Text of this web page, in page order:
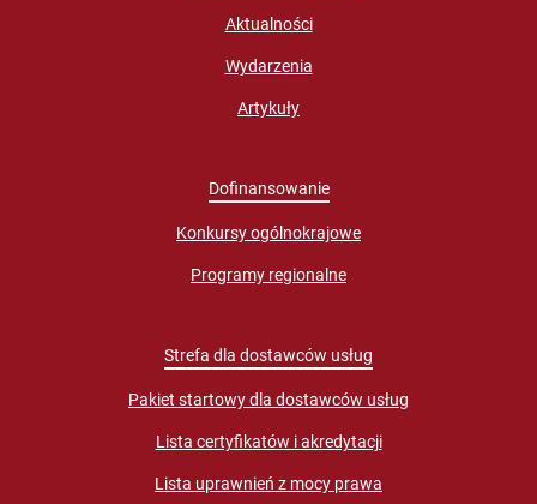
Aktualności
Wydarzenia
Artykuły
Dofinansowanie
Konkursy ogólnokrajowe
Programy regionalne
Strefa dla dostawców usług
Pakiet startowy dla dostawców usług
Lista certyfikatów i akredytacji
Lista uprawnień z mocy prawa